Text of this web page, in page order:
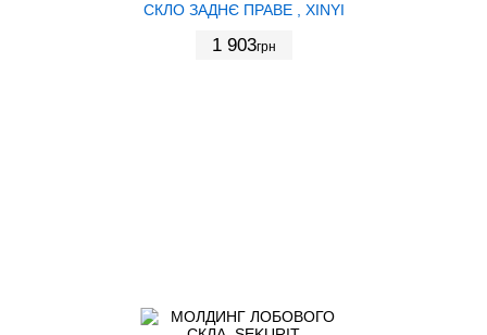
СКЛО ЗАДНЄ ПРАВЕ , XINYI
1 903грн